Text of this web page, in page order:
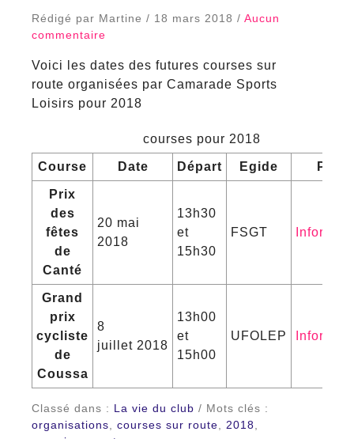
Rédigé par Martine / 18 mars 2018 / Aucun
commentaire
Voici les dates des futures courses sur
route organisées par Camarade Sports
Loisirs pour 2018
courses pour 2018
Course Date Départ Egide PDF
Prix
des
fêtes
de
Canté
20 mai
2018
13h30
et
15h30
FSGT
Grand
prix
cycliste
de
Coussa
8
juillet 2018
13h00
et
15h00
UFOLEP
Classé dans : La vie du club / Mots clés :
organisations
courses sur route 2018